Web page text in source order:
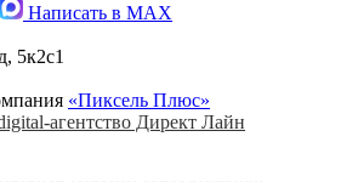
Написать в MAX
5к2с1
«Пиксель Плюс»
агентство Директ Лайн